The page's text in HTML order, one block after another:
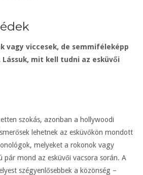
vagy viccesek, de semmiféleképp
mit kell tudni az esküvői
szokás, azonban a hollywoodi
lehetnek az esküvőkön mondott
melyeket a rokonok vagy
pár mond az esküvői vacsora során. A
szégyenlősebbek a közönség –